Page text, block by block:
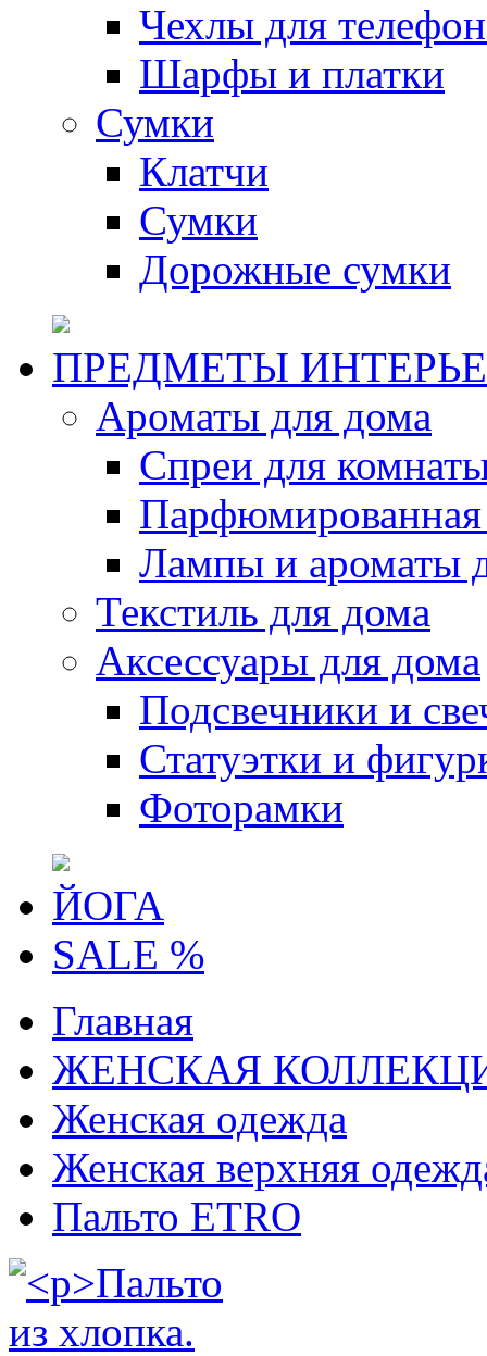
Чехлы для
Шарфы и платки
Сумки
Клатчи
Сумки
Дорожные сумки
ПРЕДМЕТЫ
Ароматы для дома
Спреи для
Парфюмированная
Лампы и ароматы
Текстиль для дома
Аксессуары для дома
Подсвечники и
Статуэтки и
Фоторамки
ЙОГА
SALE %
Главная
ЖЕНСКАЯ
Женская одежда
Женская верхняя
Пальто ETRO